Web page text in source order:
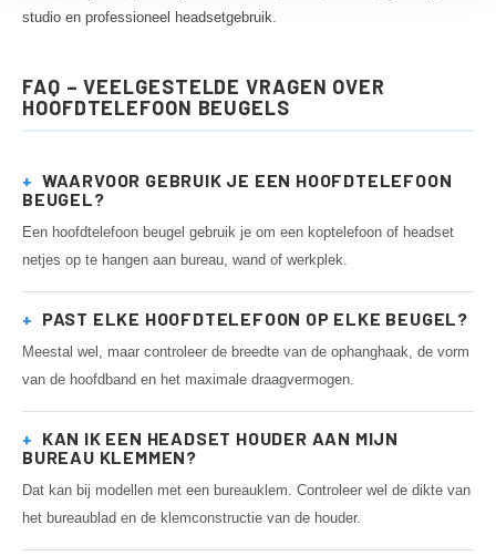
studio en professioneel headsetgebruik.
FAQ – VEELGESTELDE VRAGEN OVER
HOOFDTELEFOON BEUGELS
+ WAARVOOR GEBRUIK JE EEN HOOFDTELEFOON
BEUGEL?
Een hoofdtelefoon beugel gebruik je om een koptelefoon of headset
netjes op te hangen aan bureau, wand of werkplek.
+ PAST ELKE HOOFDTELEFOON OP ELKE BEUGEL?
Meestal wel, maar controleer de breedte van de ophanghaak, de vorm
van de hoofdband en het maximale draagvermogen.
+ KAN IK EEN HEADSET HOUDER AAN MIJN
BUREAU KLEMMEN?
Dat kan bij modellen met een bureauklem. Controleer wel de dikte van
het bureaublad en de klemconstructie van de houder.